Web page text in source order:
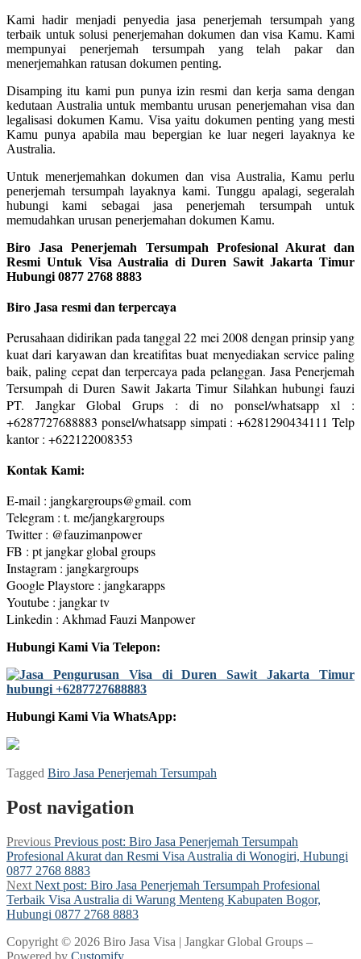
Kami hadir menjadi penyedia jasa penerjemah tersumpah yang
terbaik untuk solusi penerjemahan dokumen dan visa Kamu. Kami
mempunyai penerjemah tersumpah yang telah pakar dan
menerjemahkan ratusan dokumen penting.
Disamping itu kami pun punya izin resmi dan kerja sama dengan
kedutaan Australia untuk membantu urusan penerjemahan visa dan
legalisasi dokumen Kamu. Visa yaitu dokumen penting yang mesti
Kamu punya apabila mau bepergian ke luar negeri layaknya ke
Australia.
Untuk menerjemahkan dokumen dan visa Australia, Kamu perlu
penerjemah tersumpah layaknya kami. Tunggu apalagi, segeralah
hubungi kami sebagai jasa penerjemah tersumpah untuk
memudahkan urusan penerjemahan dokumen Kamu.
Biro Jasa Penerjemah Tersumpah Profesional Akurat dan
Resmi Untuk Visa Australia di Duren Sawit Jakarta Timur
Hubungi 0877 2768 8883
Biro Jasa resmi dan terpercaya
Perusahaan didirikan pada tanggal 22 mei 2008 dengan prinsip yang
kuat dari karyawan dan kreatifitas buat menyediakan service paling
baik, paling cepat dan terpercaya pada pelanggan. Jasa Penerjemah
Tersumpah di Duren Sawit Jakarta Timur Silahkan hubungi fauzi
PT. Jangkar Global Grups : di no ponsel/whatsapp xl :
+6287727688883 ponsel/whatsapp simpati : +6281290434111 Telp
kantor : +622122008353
Kontak Kami:
E-mail : jangkargroups@gmail. com
Telegram : t. me/jangkargroups
Twitter : @fauzimanpower
FB : pt jangkar global groups
Instagram : jangkargroups
Google Playstore : jangkarapps
Youtube : jangkar tv
Linkedin : Akhmad Fauzi Manpower
Hubungi Kami Via Telepon:
Hubungi Kami Via WhatsApp:
Tagged Biro Jasa Penerjemah Tersumpah
Post navigation
Previous Previous post: Biro Jasa Penerjemah Tersumpah
Profesional Akurat dan Resmi Visa Australia di Wonogiri, Hubungi
0877 2768 8883
Next Next post: Biro Jasa Penerjemah Tersumpah Profesional
Terbaik Visa Australia di Warung Menteng Kabupaten Bogor,
Hubungi 0877 2768 8883
Copyright © 2026 Biro Jasa Visa | Jangkar Global Groups –
Powered by Customify.